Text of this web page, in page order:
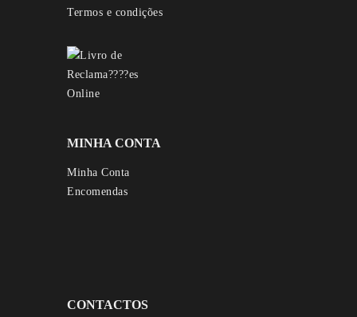
Termos e condições
MINHA CONTA
Minha Conta
Encomendas
CONTACTOS